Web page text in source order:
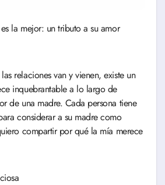
la mejor: un tributo a su amor
relaciones van y vienen, existe un
inquebrantable a lo largo de
de una madre. Cada persona tiene
considerar a su madre como
compartir por qué la mía merece